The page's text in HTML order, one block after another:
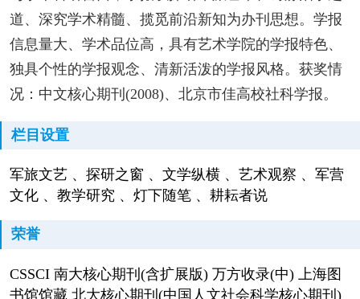
道、深究学术精髓、揽觅前沿新知为办刊思想。学报
信息量大、学术品位高，具有艺术学院的学报特色、
独具个性的学报观念、清新活泼的学报风格。获奖情
况：中文核心期刊(2008)、北京市佳高校社科学报。
栏目设置
军旅文艺 、探研之窗 、文学纵横 、艺术观察 、军营
文化 、教学研究 、灯下随笔 、耕耘者说
荣誉
CSSCI 南大核心期刊(含扩展版) 万方收录(中) 上海图
书馆馆藏 北大核心期刊(中国人文社会科学核心期刊)